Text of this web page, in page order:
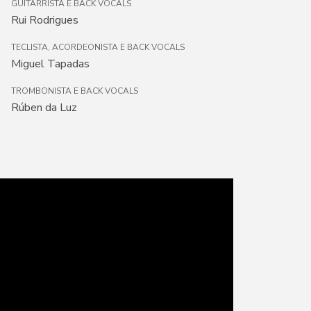
GUITARRISTA E BACK VOCALS
Rui Rodrigues
TECLISTA, ACORDEONISTA E BACK VOCALS
Miguel Tapadas
TROMBONISTA E BACK VOCALS
Rúben da Luz